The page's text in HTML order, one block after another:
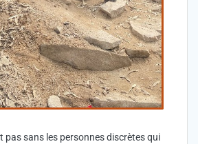
pas sans les personnes discrètes qui